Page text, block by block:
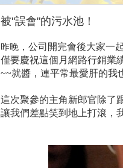
被"誤會"的污水池！
昨晚 ，公司開完會後大家一
僅要慶祝這個月 網路行銷業
~~就醬 ，連平常最愛肝的我
這次聚參的主角新郎官除了
讓我們差點笑到地上打滾 ，